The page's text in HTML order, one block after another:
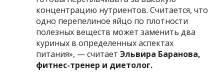
концентрацию нутриентов. Считается, что
одно перепелиное яйцо по плотности
полезных веществ может заменить два
куриных в определенных аспектах
питания», — считаетЭльвира Баранова,
фитнес-тренер и диетолог.